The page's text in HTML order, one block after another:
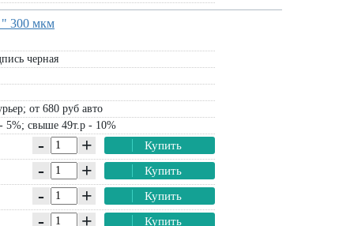
300 мкм
черная
от 680 руб авто
5%; свыше 49т.р - 10%
- + Купить
- + Купить
- + Купить
- + Купить